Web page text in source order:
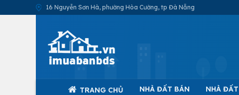
16 Nguyễn Sơn Hà, phường Hòa Cường, tp Đà Nẵng
TRANG CHỦ NHÀ ĐẤT BÁN NHÀ